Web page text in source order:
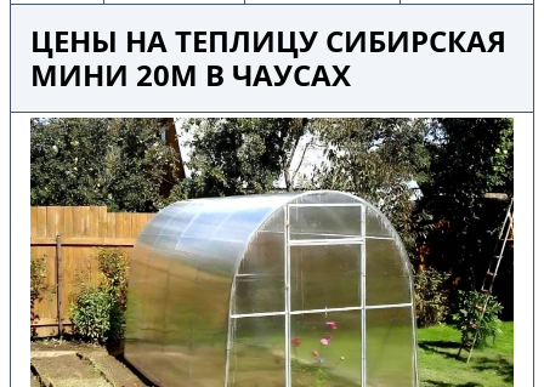
ЦЕНЫ НА ТЕПЛИЦУ СИБИРСКАЯ
МИНИ 20М В ЧАУСАХ